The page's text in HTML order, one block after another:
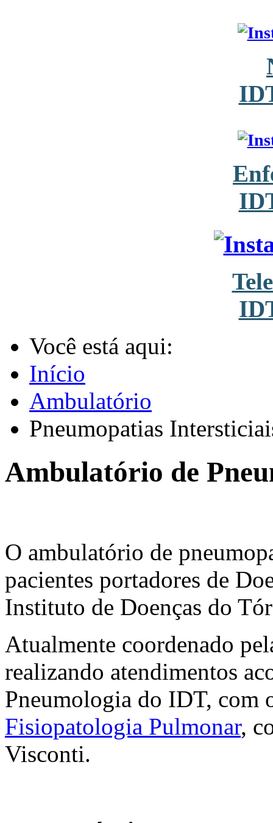
Você está aqui:
Início
Ambulatório
Pneumopatias
Ambulatório de
O ambulatório de
pacientes portadores de
Instituto de Doenças do
Atualmente coordenado
realizando atendimentos
Pneumologia do IDT, com
Fisiopatologia Pulmonar,
Visconti.